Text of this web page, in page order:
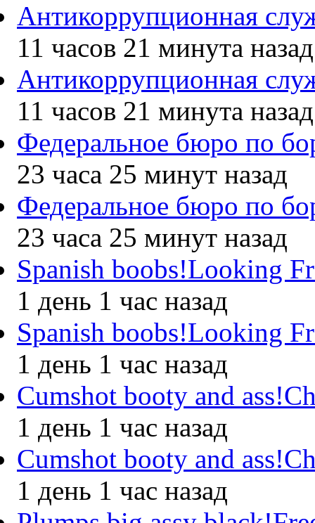
Антикоррупционная
11 часов 21 минута назад
Антикоррупционная
11 часов 21 минута назад
Федеральное бюро по
23 часа 25 минут назад
Федеральное бюро по
23 часа 25 минут назад
Spanish boobs!Looking
1 день 1 час назад
Spanish boobs!Looking
1 день 1 час назад
Cumshot booty and
1 день 1 час назад
Cumshot booty and
1 день 1 час назад